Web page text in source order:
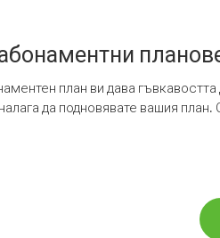
план ви дава
да подновявате вашия